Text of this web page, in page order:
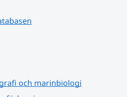
och marinbiologi